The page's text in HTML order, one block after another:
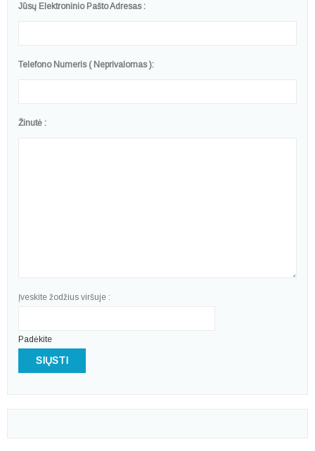
Jūsų Elektroninio Pašto Adresas :
Telefono Numeris ( Neprivalomas ):
Žinutė :
Įveskite žodžius viršuje :
Padėkite
SIŲSTI